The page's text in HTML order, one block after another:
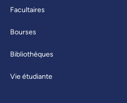
Facultaires
Bourses
Bibliothèques
Vie étudiante